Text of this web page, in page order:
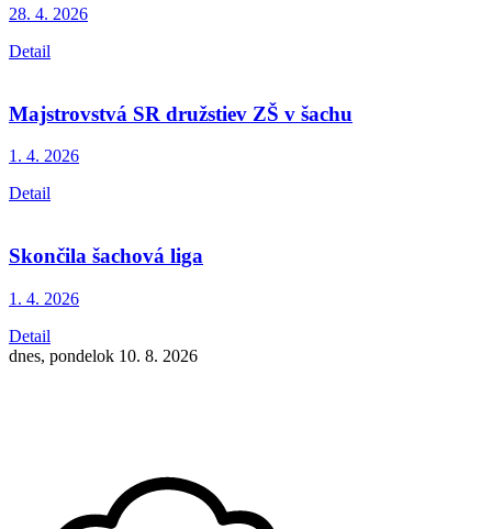
28. 4. 2026
Detail
Majstrovstvá SR družstiev ZŠ v šachu
1. 4. 2026
Detail
Skončila šachová liga
1. 4. 2026
Detail
dnes, pondelok 10. 8. 2026